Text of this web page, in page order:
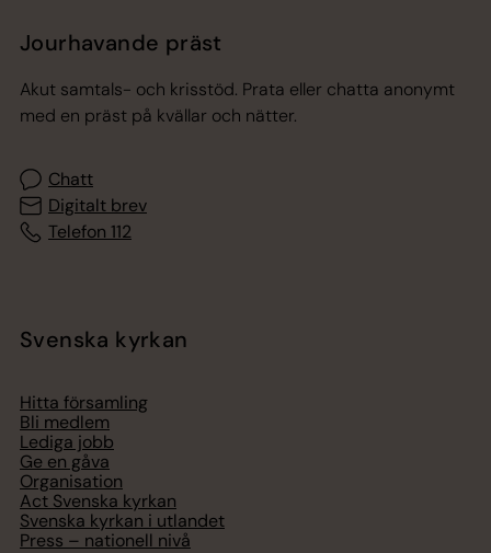
Jourhavande präst
Akut samtals- och krisstöd. Prata eller chatta anonymt
med en präst på kvällar och nätter.
Chatt
Digitalt brev
Telefon 112
Svenska kyrkan
Hitta församling
Bli medlem
Lediga jobb
Ge en gåva
Organisation
Act Svenska kyrkan
Svenska kyrkan i utlandet
Press – nationell nivå